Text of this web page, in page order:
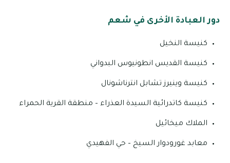
دور العبادة الأخرى في شعم
كنيسة النخيل
كنيسة القديس انطونيوس البدواني
كنيسة وينيرز تشابل انترناشونال
كنيسة كاتدرائية السيدة العذراء – منطقة القرية الحمراء
الملاك ميخائيل
معابد غورودوار السيخ – حي الفهيدي